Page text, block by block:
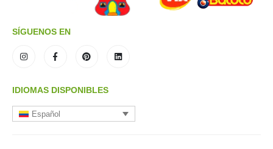
SÍGUENOS EN
IDIOMAS DISPONIBLES
Español